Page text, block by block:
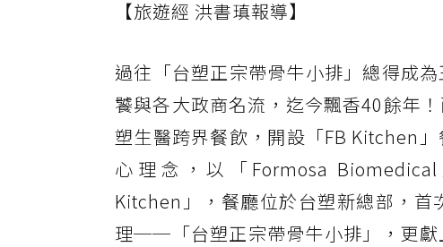
【旅遊經 洪書瑱報導】
過往「台塑正宗帶骨牛小排」總得成
饕與各大政商名流，迄今飄香40餘年
塑生醫跨界餐飲，開設「FB Kitchen
心理念，以「Formosa
Kitchen」，餐廳位於台塑新總部，
理──「台塑正宗帶骨牛小排」，更獻